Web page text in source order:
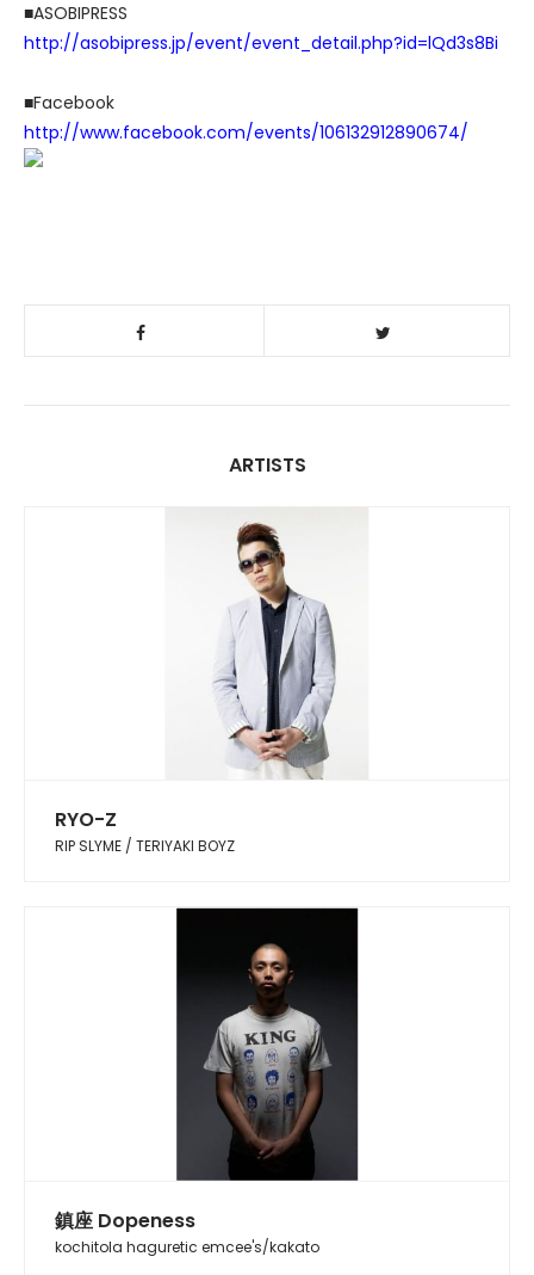
■ASOBIPRESS
http://asobipress.jp/event/event_detail.php?id=lQd3s8Bi
■Facebook
http://www.facebook.com/events/106132912890674/
ARTISTS
RYO-Z
RIP SLYME / TERIYAKI BOYZ
鎮座 Dopeness
kochitola haguretic emcee's/kakato